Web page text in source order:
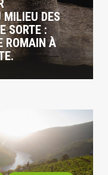
MILIEU DES
SORTE :
ROMAIN À